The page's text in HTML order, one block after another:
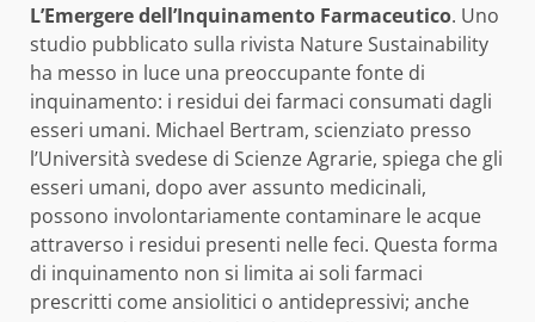
L’Emergere dell’Inquinamento Farmaceutico. Uno
studio pubblicato sulla rivista Nature Sustainability
ha messo in luce una preoccupante fonte di
inquinamento: i residui dei farmaci consumati dagli
esseri umani. Michael Bertram, scienziato presso
l’Università svedese di Scienze Agrarie, spiega che gli
esseri umani, dopo aver assunto medicinali,
possono involontariamente contaminare le acque
attraverso i residui presenti nelle feci. Questa forma
di inquinamento non si limita ai soli farmaci
prescritti come ansiolitici o antidepressivi; anche